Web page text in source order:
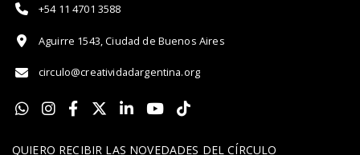
+54 11 4701 3588
Aguirre 1543, Ciudad de Buenos Aires
circulo@creatividadargentina.org
QUIERO RECIBIR LAS NOVEDADES DEL CÍRCULO